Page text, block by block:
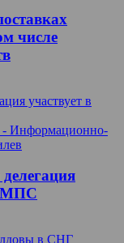
числе
МПС